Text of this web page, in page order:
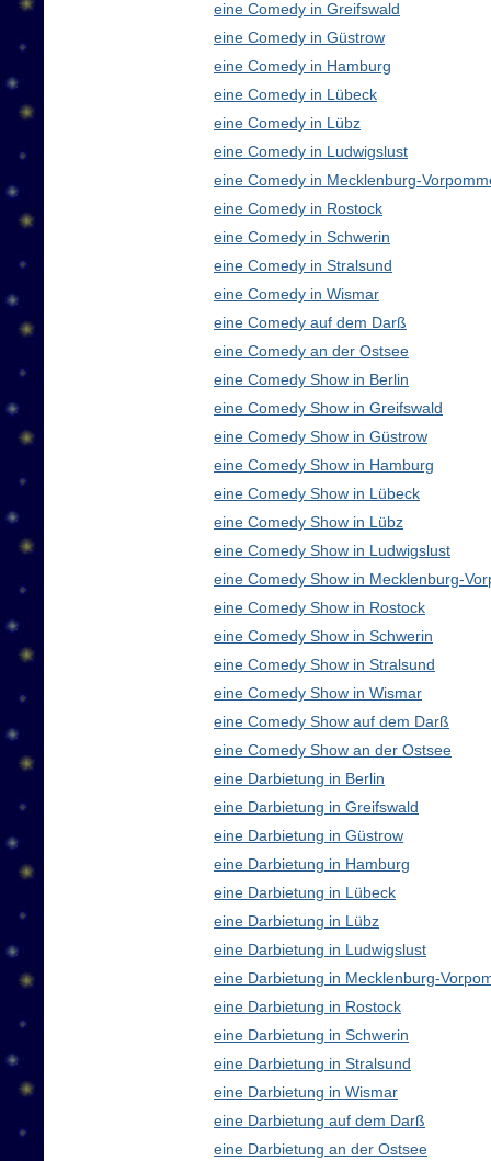
eine Comedy in Greifswald
eine Comedy in Güstrow
eine Comedy in Hamburg
eine Comedy in Lübeck
eine Comedy in Lübz
eine Comedy in Ludwigslust
eine Comedy in Mecklenburg-
eine Comedy in Rostock
eine Comedy in Schwerin
eine Comedy in Stralsund
eine Comedy in Wismar
eine Comedy auf dem Darß
eine Comedy an der Ostsee
eine Comedy Show in Berlin
eine Comedy Show in Greifswald
eine Comedy Show in Güstrow
eine Comedy Show in Hamburg
eine Comedy Show in Lübeck
eine Comedy Show in Lübz
eine Comedy Show in Ludwigslust
eine Comedy Show in Mecklenburg-
eine Comedy Show in Rostock
eine Comedy Show in Schwerin
eine Comedy Show in Stralsund
eine Comedy Show in Wismar
eine Comedy Show auf dem Darß
eine Comedy Show an der Ostsee
eine Darbietung in Berlin
eine Darbietung in Greifswald
eine Darbietung in Güstrow
eine Darbietung in Hamburg
eine Darbietung in Lübeck
eine Darbietung in Lübz
eine Darbietung in Ludwigslust
eine Darbietung in Mecklenburg-
eine Darbietung in Rostock
eine Darbietung in Schwerin
eine Darbietung in Stralsund
eine Darbietung in Wismar
eine Darbietung auf dem Darß
eine Darbietung an der Ostsee